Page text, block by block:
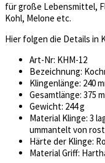
für große Lebensmittel,
Kohl, Melone etc.
Hier folgen die Details in
Art-Nr: KHM-12
Bezeichnung:
Klingenlänge: 240
Gesamtlänge: 375
Gewicht: 244 g
Material Klinge: 3
ummantelt von
Härte der Klinge:
Material Griff: